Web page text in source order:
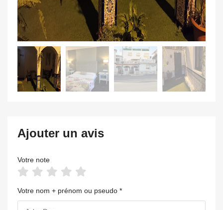
Ajouter un avis
Votre note
Votre nom + prénom ou pseudo *